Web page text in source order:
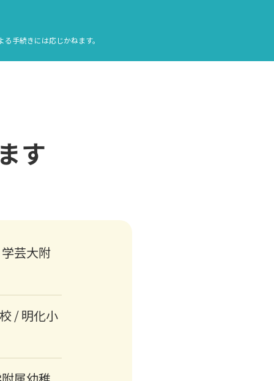
手続きには応じかねます。
す
芸大附
/ 明化小